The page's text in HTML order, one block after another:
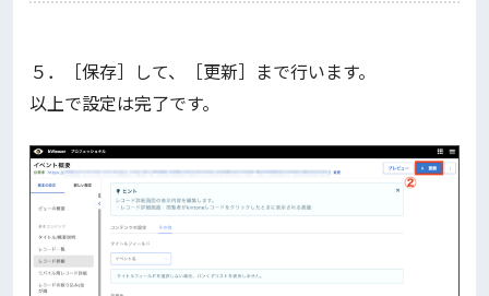
５．［保存］して、［更新］まで行います。
以上で設定は完了です。